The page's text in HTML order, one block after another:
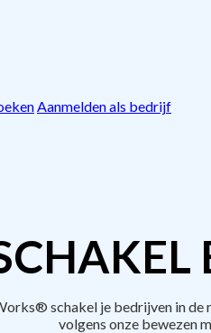
Aanmelden als bedrijf
schakel je bedrijven in de
volgens onze bewezen